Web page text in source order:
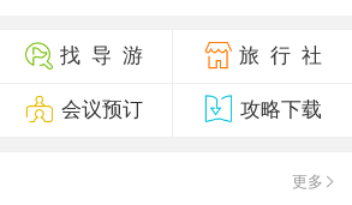
找 导 游 旅 行 社
会议预订 攻略下载
更多